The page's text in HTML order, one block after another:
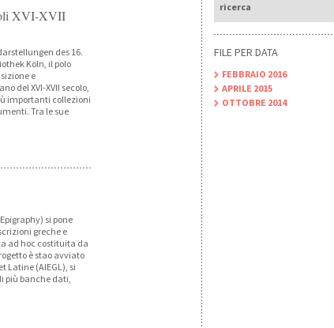
XVI-XVII
des 16.
Köln, il polo
e
del XVI-XVII secolo,
importanti collezioni
Tra le sue
si pone
greche e
ad hoc costituita da
è stao avviato
Latine (AIEGL), si
più banche dati,
ricerca
FILE PER DATA
FEBBRAIO 2016
APRILE 2015
OTTOBRE 2014